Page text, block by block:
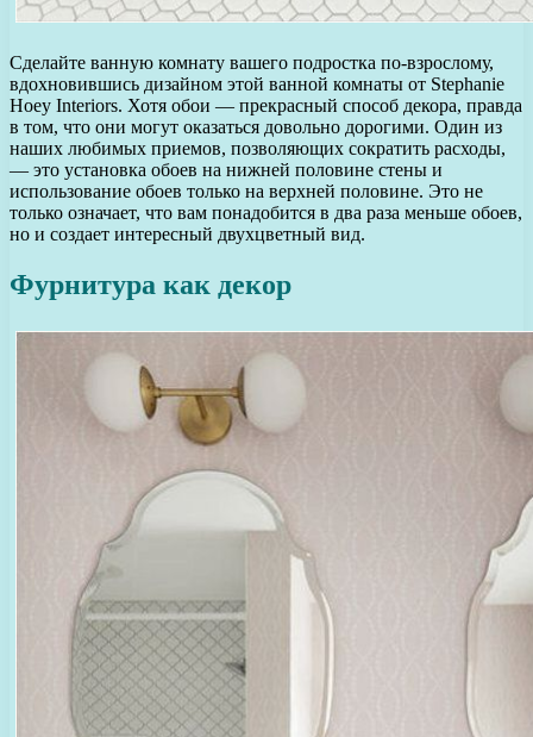
Сделайте ванную комнату вашего подростка по-взрослому,
вдохновившись дизайном этой ванной комнаты от Stephanie
Hoey Interiors. Хотя обои — прекрасный способ декора, правда
в том, что они могут оказаться довольно дорогими. Один из
наших любимых приемов, позволяющих сократить расходы,
— это установка обоев на нижней половине стены и
использование обоев только на верхней половине. Это не
только означает, что вам понадобится в два раза меньше обоев,
но и создает интересный двухцветный вид.
Фурнитура как декор